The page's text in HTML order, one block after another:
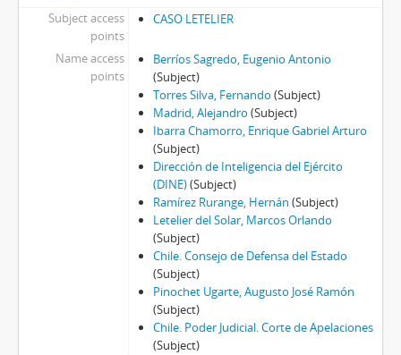
Subject access
points
CASO LETELIER
Name access
points
Berríos Sagredo, Eugenio Antonio
(Subject)
Torres Silva, Fernando (Subject)
Madrid, Alejandro (Subject)
Ibarra Chamorro, Enrique Gabriel Arturo
(Subject)
Dirección de Inteligencia del Ejército
(DINE)(Subject)
Ramírez Rurange, Hernán (Subject)
Letelier del Solar, Marcos Orlando
(Subject)
Chile. Consejo de Defensa del Estado
(Subject)
Pinochet Ugarte, Augusto José Ramón
(Subject)
Chile. Poder Judicial. Corte de Apelaciones
(Subject)